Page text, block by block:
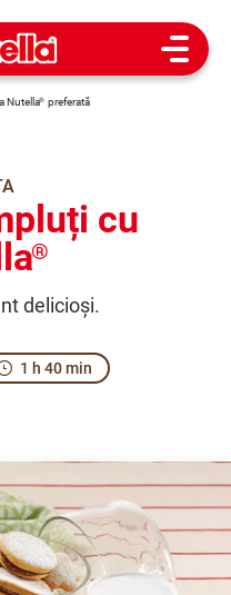
Open
Nutella® preferată
cu
®
delicioși.
1 h 40 min